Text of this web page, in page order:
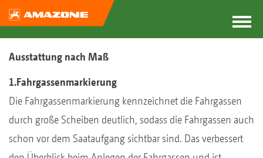
Ausstattung nach Maß
1.Fahrgassenmarkierung
Die Fahrgassenmarkierung kennzeichnet die Fahrgassen
durch große Scheiben deutlich, sodass die Fahrgassen auch
schon vor dem Saataufgang sichtbar sind. Das verbessert